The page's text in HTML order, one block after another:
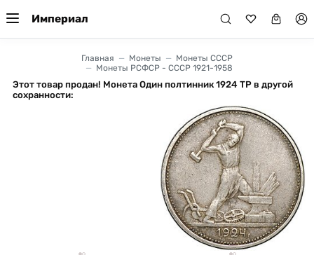
Империал
Главная Монеты
Монеты СССР
Монеты РСФСР - СССР 1921-1958
Этот товар продан! Монета Один полтинник 1924 ТР в другой
сохранности: